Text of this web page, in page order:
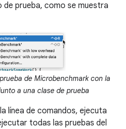
prueba, como se muestra
de Microbenchmark con la
a una clase de prueba
línea de comandos, ejecuta
todas las pruebas del